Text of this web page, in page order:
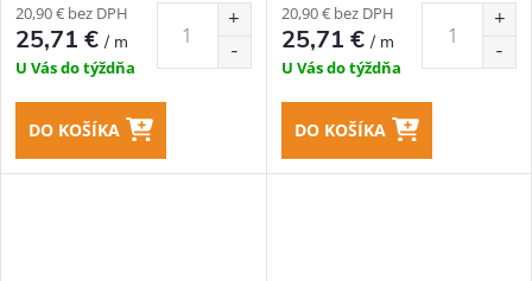
20,90 € bez DPH
25,71 €/ m
U Vás do týždňa
DO KOŠÍKA
20,90 € bez DPH
25,71 €/ m
U Vás do týždňa
DO KOŠÍKA